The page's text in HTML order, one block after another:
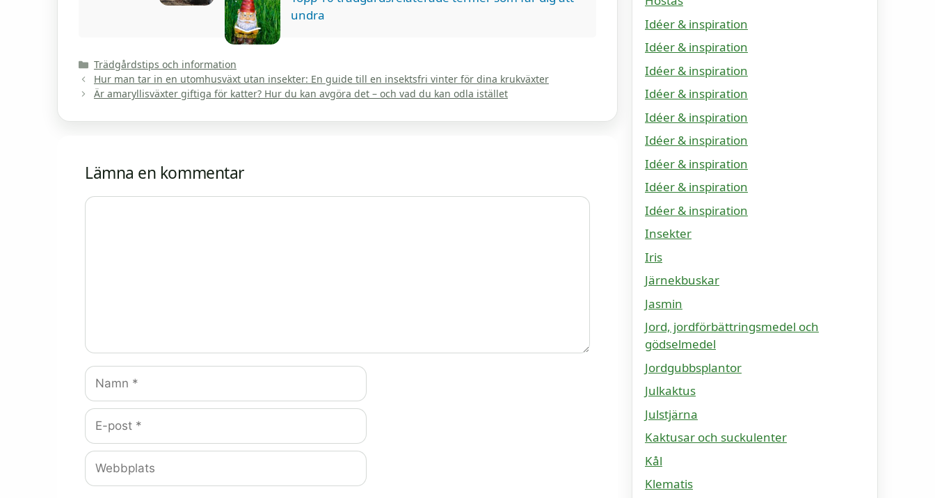
undra
Kategorier
Trädgårdstips och information
Hur man tar in en utomhusväxt utan insekter: En guide till en insektsfri vinter för dina krukväxter
Är amaryllisväxter giftiga för katter? Hur du kan avgöra det – och vad du kan odla istället
Lämna en kommentar
Kommentar
Namn
E-
post
Webbplats
Idéer & inspiration
Idéer & inspiration
Idéer & inspiration
Idéer & inspiration
Idéer & inspiration
Idéer & inspiration
Idéer & inspiration
Idéer & inspiration
Idéer & inspiration
Insekter
Iris
Järnekbuskar
Jasmin
Jord, jordförbättringsmedel och
gödselmedel
Jordgubbsplantor
Julkaktus
Julstjärna
Kaktusar och suckulenter
Kål
Klematis